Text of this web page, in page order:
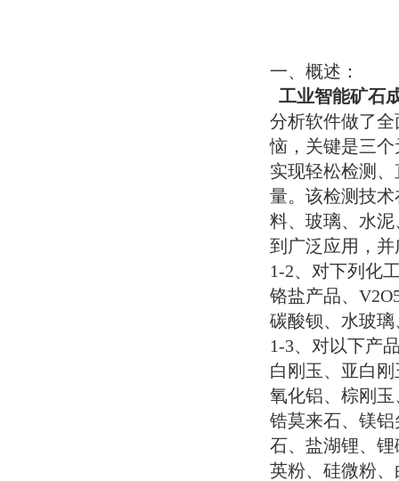
一、概述：
工业智能矿石
分析软件做了
恼，关键是三
实现轻松检测
量。该检测技
料、玻璃、水
到广泛应用，
1-2、对下列化
铬盐产品、
碳酸钡、水玻
1-3、对以下产
白刚玉、亚白
氧化铝、棕刚
锆莫来石、镁
石、盐湖锂、
英粉、硅微粉